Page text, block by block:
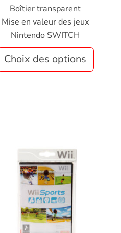
Boîtier transparent
Mise en valeur des jeux
Nintendo SWITCH
Choix des options